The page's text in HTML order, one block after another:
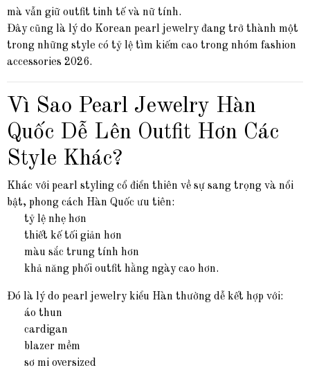
mà vẫn giữ outfit tinh tế và nữ tính.
Đây cũng là lý do Korean pearl jewelry đang trở thành một
trong những style có tỷ lệ tìm kiếm cao trong nhóm fashion
accessories 2026.
Vì Sao Pearl Jewelry Hàn
Quốc Dễ Lên Outfit Hơn Các
Style Khác?
Khác với pearl styling cổ điển thiên về sự sang trọng và nổi
bật, phong cách Hàn Quốc ưu tiên:
tỷ lệ nhẹ hơn
thiết kế tối giản hơn
màu sắc trung tính hơn
khả năng phối outfit hằng ngày cao hơn.
Đó là lý do pearl jewelry kiểu Hàn thường dễ kết hợp với:
áo thun
cardigan
blazer mềm
sơ mi oversized